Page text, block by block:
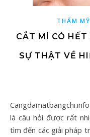
THẨM
CẮT MÍ CÓ
SỰ THẬT VỀ
Cangdamatbangchi.info – Cắt mí có hết nhăn đuôi mắt không
là câu hỏi được rất
tìm đến các giải pháp